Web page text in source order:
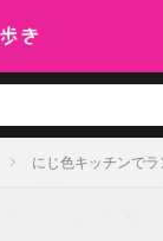
にじ色キッチンで